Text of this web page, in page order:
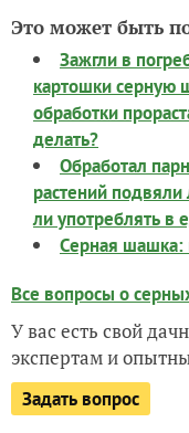
Это может быть
Зажгли в
картошки серную
обработки
делать?
Обработал
растений
ли употреблять в
Серная шашка:
Все вопросы о
У вас есть свой
экспертам и
Задать вопрос